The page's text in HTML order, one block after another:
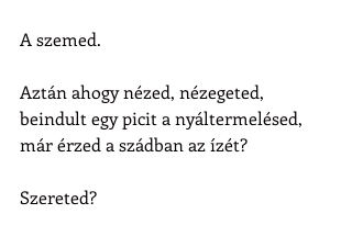
A szemed.
Aztán ahogy nézed, nézegeted,
beindult egy picit a nyáltermelésed,
már érzed a szádban az ízét?
Szereted?